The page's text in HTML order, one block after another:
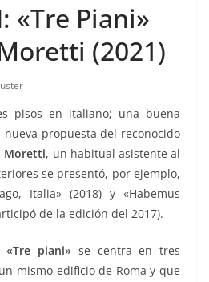
«Tre Piani»
(2021)
pisos en italiano; una buena
propuesta del reconocido
Moretti, un habitual asistente al
se presentó, por ejemplo,
Italia» (2018) y «Habemus
de la edición del 2017).
«Tre piani» se centra en tres
mismo edificio de Roma y que